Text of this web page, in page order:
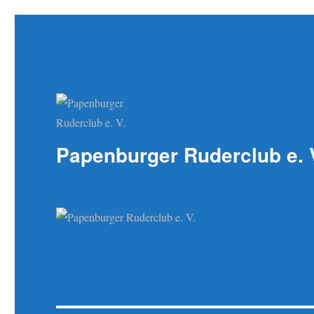
Papenburger Ruderclub e.